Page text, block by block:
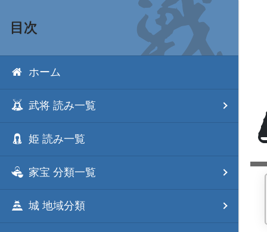
目次
ホーム
武将 読み一覧
姫 読み一覧
家宝 分類一覧
城 地域分類